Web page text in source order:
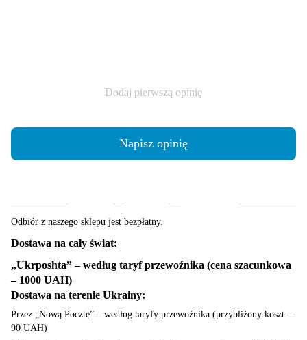
Dodaj pierwszą opinię
Napisz opinię
Odbiór z naszego sklepu jest bezpłatny.
Dostawa na cały świat:
„Ukrposhta” – według taryf przewoźnika (cena szacunkowa
– 1000 UAH)
Dostawa na terenie Ukrainy:
Przez „Nową Pocztę” – według taryfy przewoźnika (przybliżony koszt –
90 UAH)